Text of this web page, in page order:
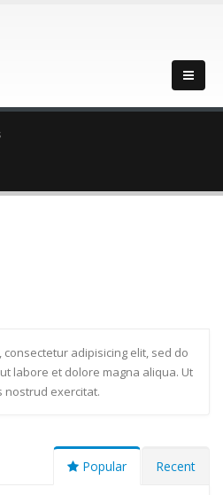
adipisicing elit, sed do
labore et dolore magna aliqua. Ut
nostrud exercitat.
Popular Recent